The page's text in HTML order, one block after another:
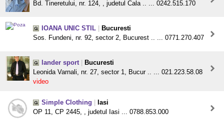
Bd. Tineretului, nr. 124, , judetul Cala .. ... 0242.515.170
IOANA UNIC STIL
Bucuresti
Sos. Fundeni, nr. 92, sector 2, Bucurest .. ... 0771.270.407
lander sport
Bucuresti
Leonida Varnali, nr. 27, sector 1, Bucur .. ... 021.223.58.08
video
Simple Clothing
Iasi
OP 11, CP 2445, , judetul Iasi ... 0788.853.000